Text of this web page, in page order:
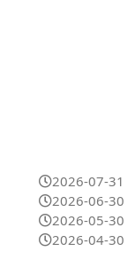
2026-07-31
2026-06-30
2026-05-30
2026-04-30